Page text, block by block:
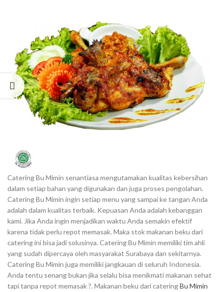
Catering Bu Mimin senantiasa mengutamakan kualitas kebersihan
dalam setiap bahan yang digunakan dan juga proses pengolahan.
Catering Bu Mimin ingin setiap menu yang sampai ke tangan Anda
adalah dalam kualitas terbaik. Kepuasan Anda adalah kebanggan
kami. Jika Anda ingin menjadikan waktu Anda semakin efektif
karena tidak perlu repot memasak. Maka stok makanan beku dari
catering ini bisa jadi solusinya. Catering Bu Mimin memiliki tim ahli
yang sudah dipercaya oleh masyarakat Surabaya dan sekitarnya.
Catering Bu Mimin juga memiliki jangkauan di seluruh Indonesia.
Anda tentu senang bukan jika selalu bisa menikmati makanan sehat
tapi tanpa repot memasak ?. Makanan beku dari cateringBu Mimin